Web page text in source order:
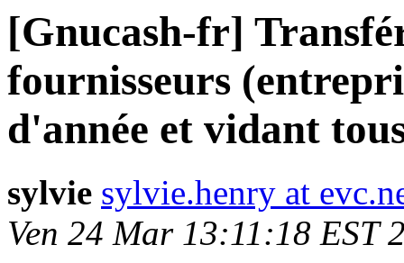
[Gnucash-fr]
fournisseurs
d'année et vidant
sylvie sylvie.henry at
Ven 24 Mar 13:11:18 EST